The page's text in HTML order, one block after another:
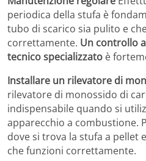
periodica della stufa è
tubo di scarico sia pulito e
correttamente. Un controllo
tecnico specializzato è
Installare un rilevatore di
rilevatore di monossido di
indispensabile quando si
apparecchio a combustione.
dove si trova la stufa a pellet
che funzioni correttamente.